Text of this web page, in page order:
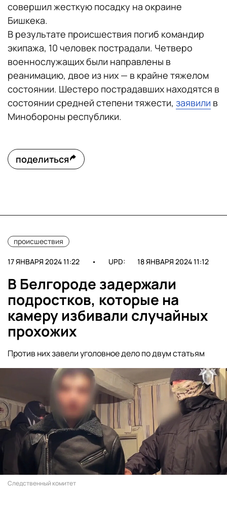
совершил жесткую посадку на окраине
Бишкека.
В результате происшествия погиб командир
экипажа, 10 человек пострадали. Четверо
военнослужащих были направлены в
реанимацию, двое из них — в крайне тяжелом
состоянии. Шестеро пострадавших находятся в
состоянии средней степени тяжести, заявили в
Минобороны республики.
поделиться
происшествия
17 ЯНВАРЯ 2024 11:22 • UPD: 18 ЯНВАРЯ 2024 11:12
В Белгороде задержали
подростков, которые на
камеру избивали случайных
прохожих
Против них завели уголовное дело по двум статьям
Следственный комитет